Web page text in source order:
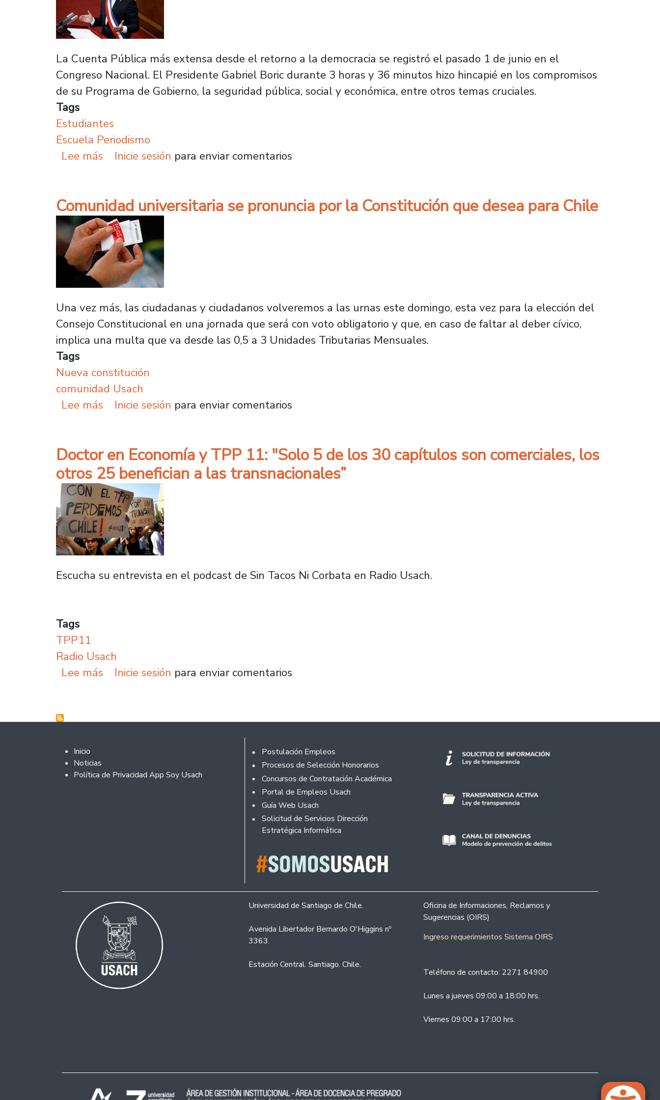
La Cuenta Pública más extensa desde el retorno a la democracia se registró el pasado 1 de junio en el
Congreso Nacional. El Presidente Gabriel Boric durante 3 horas y 36 minutos hizo hincapié en los compromisos
de su Programa de Gobierno, la seguridad pública, social y económica, entre otros temas cruciales.
Tags
Estudiantes
Escuela Periodismo
Lee más sobre Estudiantes de periodismo de nuestro Plantel chequearon contenidos de la cuenta pública del Presidente
Inicie sesión para enviar comentarios
Comunidad universitaria se pronuncia por la Constitución que desea para Chile
Una vez más, las ciudadanas y ciudadanos volveremos a las urnas este domingo, esta vez para la elección del
Consejo Constitucional en una jornada que será con voto obligatorio y que, en caso de faltar al deber cívico,
implica una multa que va desde las 0,5 a 3 Unidades Tributarias Mensuales.
Tags
Nueva constitución
comunidad Usach
Lee más sobre Comunidad universitaria se pronuncia por la Constitución que desea para Chile
Inicie sesión para enviar comentarios
Doctor en Economía y TPP 11: "Solo 5 de los 30 capítulos son comerciales, los
otros 25 benefician a las transnacionales”
Escucha su entrevista en el podcast de Sin Tacos Ni Corbata en Radio Usach.
Tags
TPP11
Radio Usach
Lee más sobre Doctor en Economía y TPP 11: "Solo 5 de los 30 capítulos son comerciales, los otros 25 benefician a las
Inicie sesión para enviar comentarios
Footer 2
Inicio
Noticias
Política de Privacidad App Soy Usach
Footer
Postulación Empleos
Procesos de Selección Honorarios
Concursos de Contratación Académica
Portal de Empleos Usach
Guía Web Usach
Solicitud de Servicios Dirección
Estratégica Informática
Universidad de Santiago de Chile.
Avenida Libertador Bernardo O'Higgins nº
3363.
Estación Central. Santiago. Chile.
Oficina de Informaciones, Reclamos y
Sugerencias (OIRS)
Ingreso requerimientos Sistema OIRS
Teléfono de contacto: 2271 84900
Lunes a jueves 09:00 a 18:00 hrs.
Viernes 09:00 a 17:00 hrs.